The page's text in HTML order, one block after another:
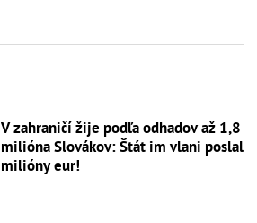
V zahraničí žije podľa odhadov až 1,8
milióna Slovákov: Štát im vlani poslal
milióny eur!